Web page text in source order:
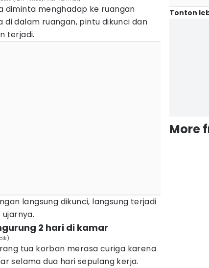
diminta menghadap ke ruangan
di dalam ruangan, pintu dikunci dan
terjadi.
langsung dikunci, langsung terjadi
2 hari di kamar
tua korban merasa curiga karena
selama dua hari sepulang kerja.
Tonton
More